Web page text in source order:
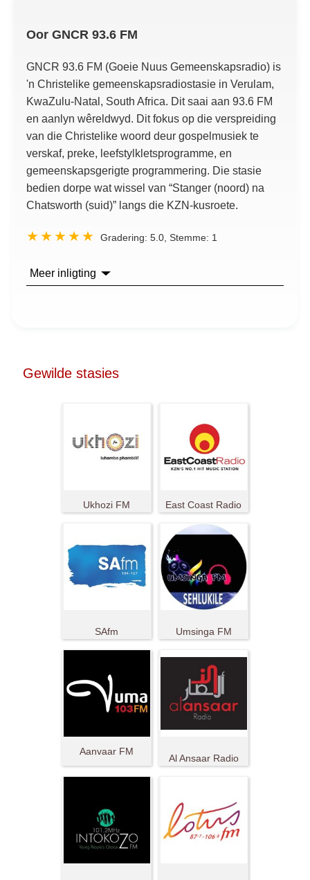
Oor GNCR 93.6 FM
GNCR 93.6 FM (Goeie Nuus Gemeenskapsradio) is
'n Christelike gemeenskapsradiostasie in Verulam,
KwaZulu-Natal, South Africa. Dit saai aan 93.6 FM
en aanlyn wêreldwyd. Dit fokus op die verspreiding
van die Christelike woord deur gospelmusiek te
verskaf, preke, leefstylkletsprogramme, en
gemeenskapsgerigte programmering. Die stasie
bedien dorpe wat wissel van “Stanger (noord) na
Chatsworth (suid)” langs die KZN-kusroete.
Gradering: 5.0 , Stemme: 1
Meer inligting
Gewilde stasies
Ukhozi FM East Coast Radio
SAfm Umsinga FM
Aanvaar FM
Al Ansaar Radio